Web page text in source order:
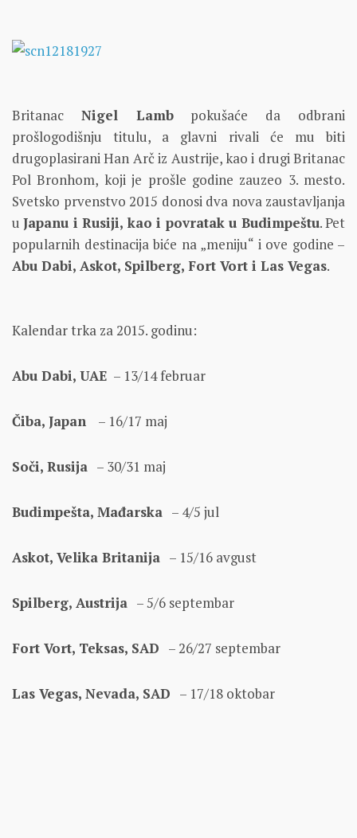
Britanac Nigel Lambpokušaće da odbrani
prošlogodišnju titulu, a glavni rivali će mu biti
drugoplasirani Han Arč iz Austrije, kao i drugi Britanac
Pol Bronhom, koji je prošle godine zauzeo 3. mesto.
Svetsko prvenstvo 2015 donosi dva nova zaustavljanja
uJapanu i Rusiji, kao i povratak u Budimpeštu. Pet
popularnih destinacija biće na „meniju“ i ove godine –
Abu Dabi, Askot, Spilberg, Fort Vort i Las Vegas.
Kalendar trka za 2015. godinu:
Abu Dabi, UAE – 13/14 februar
Čiba, Japan – 16/17 maj
Soči, Rusija – 30/31 maj
Budimpešta, Mađarska – 4/5 jul
Askot, Velika Britanija – 15/16 avgust
Spilberg, Austrija – 5/6 septembar
Fort Vort, Teksas, SAD – 26/27 septembar
Las Vegas, Nevada, SAD – 17/18 oktobar